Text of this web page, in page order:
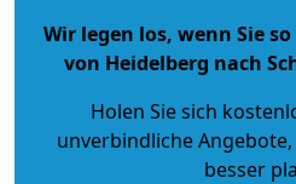
Wir legen los, wenn Sie
von Heidelberg nach
Holen Sie sich
unverbindliche Angebote
besser